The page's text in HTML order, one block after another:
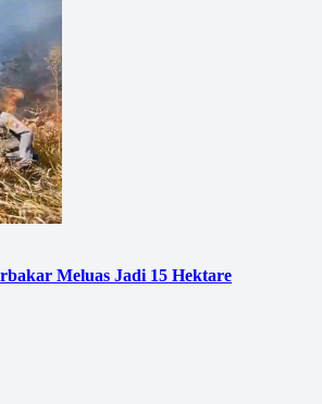
Meluas Jadi 15 Hektare